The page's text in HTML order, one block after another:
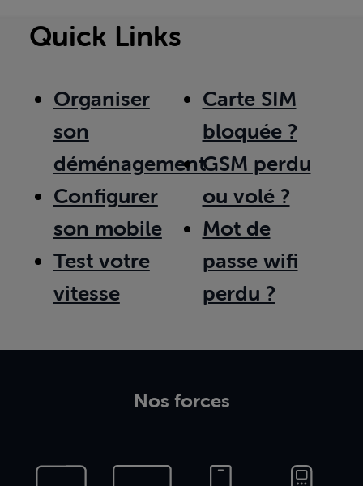
Quick Links
Organiser
son
déménagement
Configurer
son mobile
Test votre
vitesse
Carte SIM
bloquée ?
GSM perdu
ou volé ?
Mot de
passe wifi
perdu ?
Nos forces